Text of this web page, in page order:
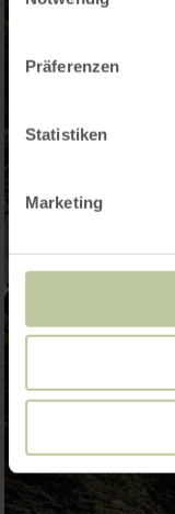
Präferenzen
Statistiken
Marketing